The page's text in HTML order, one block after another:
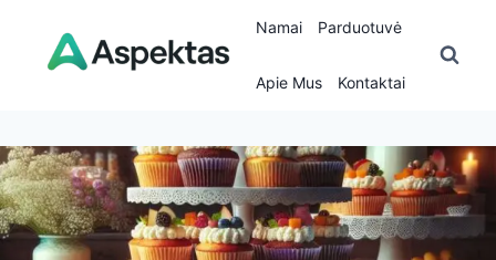
content
Namai Parduotuvė
Apie Mus Kontaktai